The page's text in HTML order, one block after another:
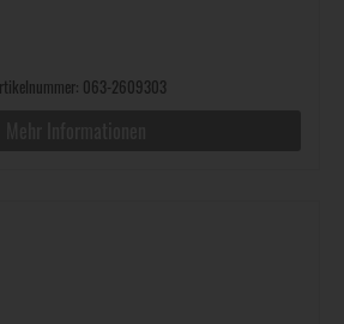
063-2609303